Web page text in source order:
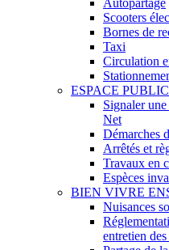
Autopartage
Scooters
Bornes de
Taxi
Circulation
ESPACE PUBLIC
Signaler
Net
Démarches
Arrêtés et
Travaux en
Espèces
BIEN VIVRE
Nuisances
entretien